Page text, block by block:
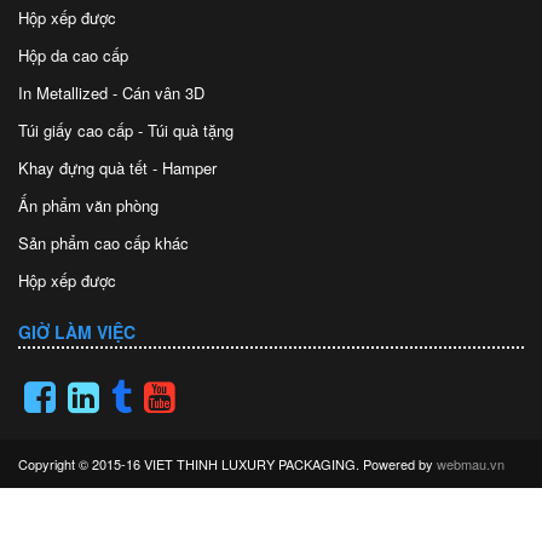
Hộp xếp được
Hộp da cao cấp
In Metallized - Cán vân 3D
Túi giấy cao cấp - Túi quà tặng
Khay đựng quà tết - Hamper
Ấn phẩm văn phòng
Sản phẩm cao cấp khác
Hộp xếp được
GIỜ LÀM VIỆC
Copyright © 2015-16 VIET THINH LUXURY PACKAGING. Powered by webmau.vn